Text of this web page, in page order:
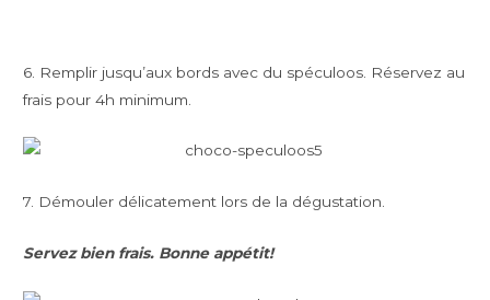
6. Remplir jusqu’aux bords avec du spéculoos. Réservez au
frais pour 4h minimum.
7. Démouler délicatement lors de la dégustation.
Servez bien frais. Bonne appétit!